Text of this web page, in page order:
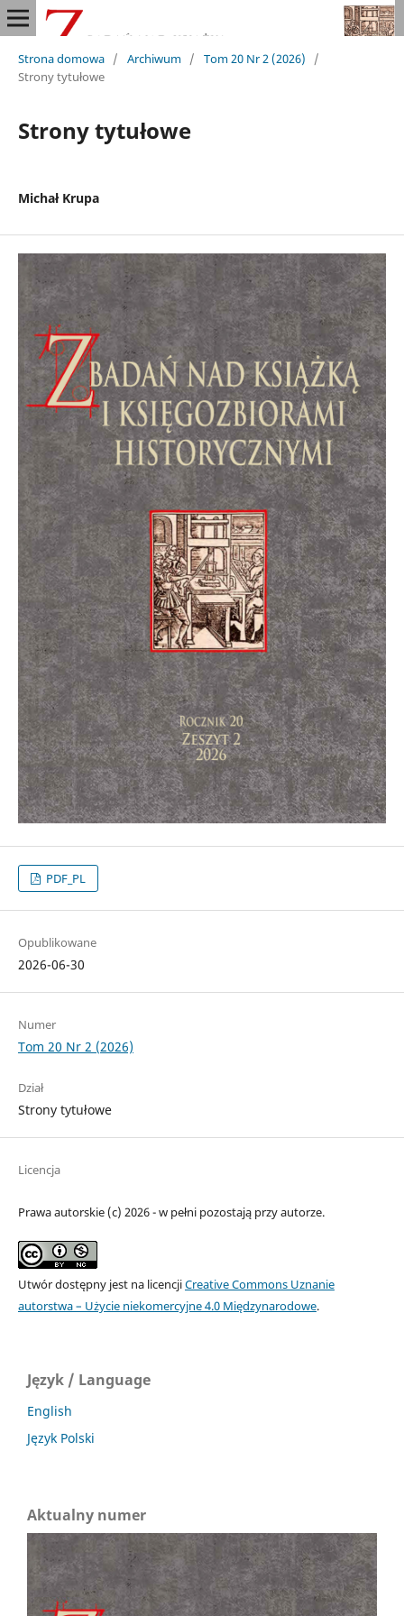
Strona domowa / Archiwum / Tom 20 Nr 2 (2026)
/
Strony tytułowe
Strony tytułowe
Michał Krupa
PDF_PL
Opublikowane
2026-06-30
Numer
Tom 20 Nr 2 (2026)
Dział
Strony tytułowe
Licencja
Prawa autorskie (c) 2026 - w pełni pozostają przy autorze.
Utwór dostępny jest na licencjiCreative Commons Uznanie
autorstwa – Użycie niekomercyjne 4.0 Międzynarodowe.
Język / Language
English
Język Polski
Aktualny numer